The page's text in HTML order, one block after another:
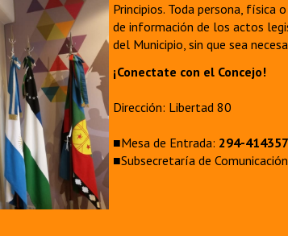
Principios. Toda persona, física
de información de los actos
del Municipio, sin que sea
¡Conectate con el Concejo!
Dirección: Libertad 80
■Mesa de Entrada: 294-
■Subsecretaría de